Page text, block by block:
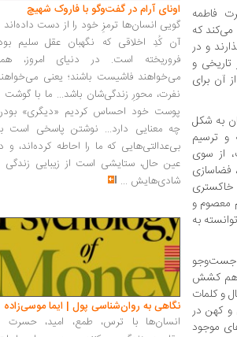
فاطمه
که
و در
تاریخی و
آن برای
به شکل
و ترسیم
از سوی
فضاسازی
معصوم و
به
جست‌وجو
و هم کشش
و کلمات
و کهن در
موجود
اونای آرام در گفت‌وگو با فاروک شهیچ‭
گویی انسان‌ها ترمزِ خود را از دست داده‌اند
آن کُدِ اخلاقی که نگهبان عقل سلیم
فروریخته است. در دنیای امروز،
می‌خواهند فاشیست باشند؛ یعنی
نفرت، محورِ زندگی‌شان باشد... ما با گوشت
پوست خود احساس کردیم «دیگری»
چه معنایی دارد... نوشتن پاسخی است
بی‌عدالتی‌هایی که ما را احاطه کرده‌اند، و
عین حال، ستایشی است از زیبایی زندگی
شادی‌هایش ...
نگاهی به روان‌شناسی پول | ایما موسی‌زاده
انسان‌ها با ترس، طمع، امید، حسرت